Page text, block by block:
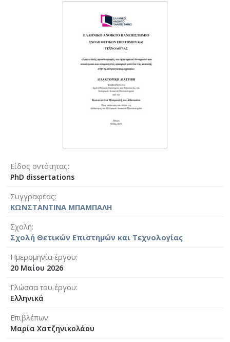
Είδος οντότητας
PhD dissertations
Συγγραφέας
ΚΩΝΣΤΑΝΤΙΝΑ ΜΠΑΜΠΑΛΗ
Σχολή
Σχολή Θετικών Επιστημών και Τεχνολογίας
Ημερομηνία έργου
20 Μαίου 2026
Γλώσσα του έργου
Ελληνικά
Επιβλέπων
Μαρία Χατζηνικολάου